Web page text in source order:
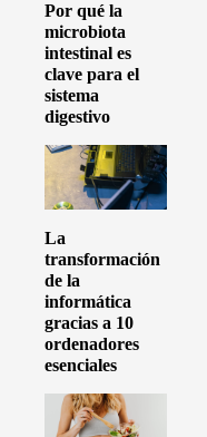
Por qué la
microbiota
intestinal es
clave para el
sistema
digestivo
La
transformación
de la
informática
gracias a 10
ordenadores
esenciales